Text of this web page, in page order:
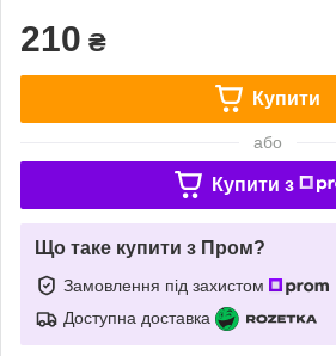
210 ₴
Купити
або
Купити з
Що таке купити з Пром?
Замовлення під захистом
Доступна доставка